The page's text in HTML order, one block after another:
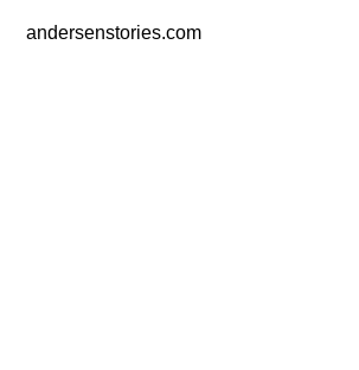
andersenstories.com